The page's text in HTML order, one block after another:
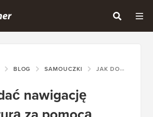
BLOG SAMOUCZKI JAK DODAĆ NAWIGACJĘ KLAWIATURĄ ZA POMOCĄ KLAWISZY STRZAŁEK W WORDPRESS
nawigację